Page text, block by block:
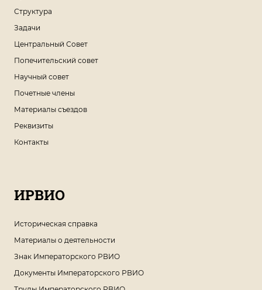
Структура
Задачи
Центральный Совет
Попечительский совет
Научный совет
Почетные члены
Материалы съездов
Реквизиты
Контакты
ИРВИО
Историческая справка
Материалы о деятельности
Знак Императорского РВИО
Документы Императорского РВИО